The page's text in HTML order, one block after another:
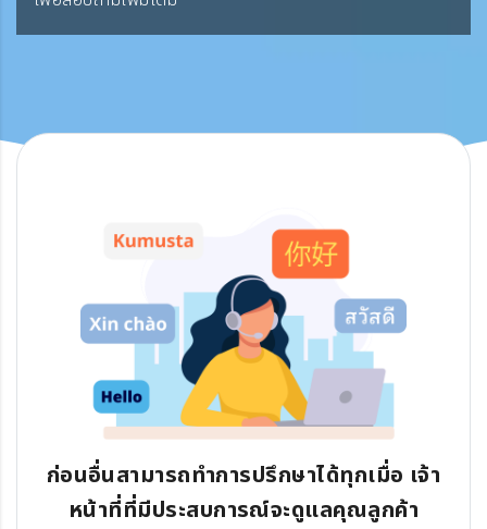
ก่อนอื่นสามารถทำการปรึกษาได้ทุกเมื่อ เจ้า
หน้าที่ที่มีประสบการณ์จะดูแลคุณลูกค้า